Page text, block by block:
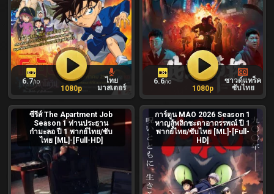
6.7/10
ไทย
มาสเตอร์
1080p
6.6/10
ซาวด์แทร็ค
ซับไทย
1080p
ซีรีส์ The Apartment Job
Season 1 ท่านประธาน
กำมะลอ ปี 1 พากย์ไทย/ซับ
ไทย [ML]-[Full-HD]
การ์ตูน MAO 2026 Season 1
หาญสู้พลิกชะตาอาถรรพณ์ ปี 1
พากย์ไทย/ซับไทย [ML]-[Full-
HD]